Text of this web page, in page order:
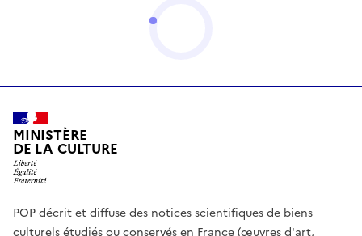
MINISTÈRE
DE LA CULTURE
POP décrit et diffuse des notices scientifiques de biens
culturels étudiés ou conservés en France (œuvres d'art,